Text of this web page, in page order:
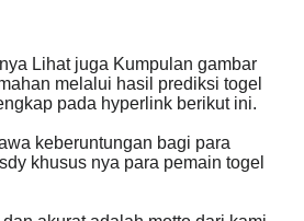
Lihat juga Kumpulan gambar
melalui hasil prediksi togel
pada hyperlink berikut ini.
keberuntungan bagi para
khusus nya para pemain togel